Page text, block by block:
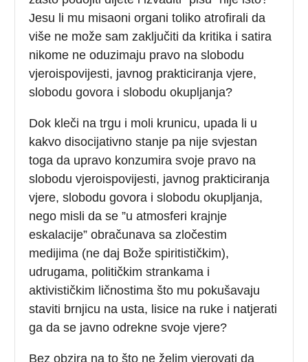
Jesu li mu misaoni organi toliko atrofirali da
više ne može sam zaključiti da kritika i satira
nikome ne oduzimaju pravo na slobodu
vjeroispovijesti, javnog prakticiranja vjere,
slobodu govora i slobodu okupljanja?
Dok kleči na trgu i moli krunicu, upada li u
kakvo disocijativno stanje pa nije svjestan
toga da upravo konzumira svoje pravo na
slobodu vjeroispovijesti, javnog prakticiranja
vjere, slobodu govora i slobodu okupljanja,
nego misli da se ”u atmosferi krajnje
eskalacije” obračunava sa zločestim
medijima (ne daj Bože spiritističkim),
udrugama, političkim strankama i
aktivističkim ličnostima što mu pokušavaju
staviti brnjicu na usta, lisice na ruke i natjerati
ga da se javno odrekne svoje vjere?
Bez obzira na to što ne želim vjerovati da